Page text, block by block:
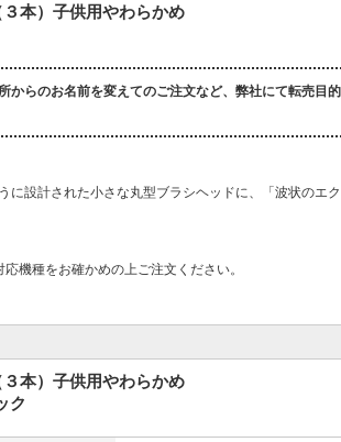
本）子供用やわらかめ
からのお名前を変えてのご注文など、弊社にて転売目
に設計された小さな丸型ブラシヘッドに、「波状の
機種をお確かめの上ご注文ください。
本）子供用やわらかめ
ク